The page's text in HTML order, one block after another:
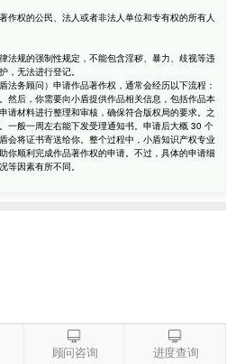
作权的公民、法人或者非法人单位和专有权的所有人
法规的强制性规定，不能包含淫秽、暴力、歧视等违
，无法进行登记。
法务顾问）申请作品著作权，通常会经历以下流程：
然后，你需要向小盾提供作品相关信息，包括作品本
请材料进行整理和审核，确保符合版权局的要求。之
一般一周左右能下发受理通知书。申请后大概 30 个
会将证书寄送给你。整个过程中，小盾知识产权专业
你顺利完成作品著作权的申请。不过，具体的申请细
等因素有所不同。
顾问咨询 进度查询